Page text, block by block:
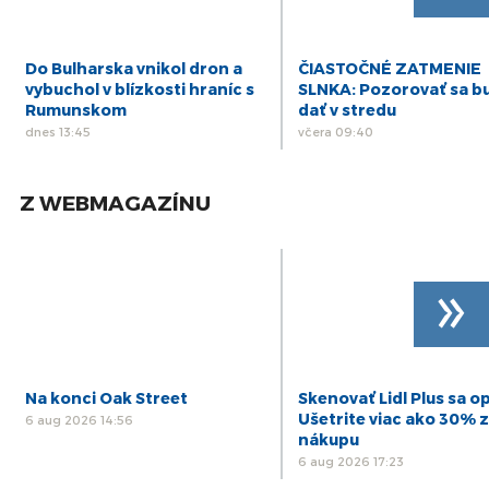
Do Bulharska vnikol dron a
vybuchol v blízkosti hraníc s
Rumunskom
dnes 13:45
ČIASTOČNÉ ZATMENIE
SLNKA: Pozorovať sa
dať v stredu
včera 09:40
Z WEBMAGAZÍNU
Na konci Oak Street
6 aug 2026 14:56
Skenovať Lidl Plus sa
Ušetrite viac ako 30% z
nákupu
6 aug 2026 17:23
»